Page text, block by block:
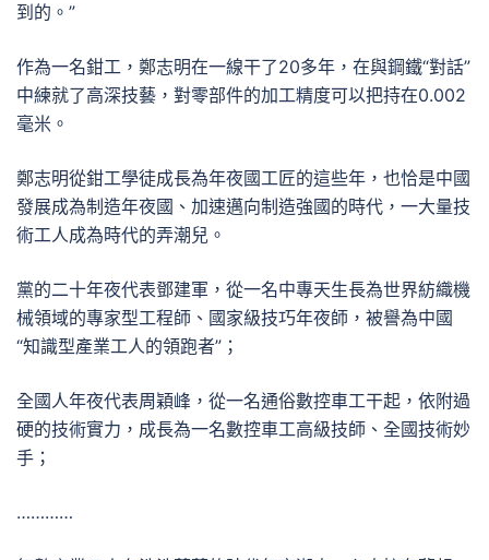
到的。”
作為一名鉗工，鄭志明在一線干了20多年，在與鋼鐵“對話”
中練就了高深技藝，對零部件的加工精度可以把持在0.002
毫米。
鄭志明從鉗工學徒成長為年夜國工匠的這些年，也恰是中國
發展成為制造年夜國、加速邁向制造強國的時代，一大量技
術工人成為時代的弄潮兒。
黨的二十年夜代表鄧建軍，從一名中專天生長為世界紡織機
械領域的專家型工程師、國家級技巧年夜師，被譽為中國
“知識型產業工人的領跑者”；
全國人年夜代表周穎峰，從一名通俗數控車工干起，依附過
硬的技術實力，成長為一名數控車工高級技師、全國技術妙
手；
…………